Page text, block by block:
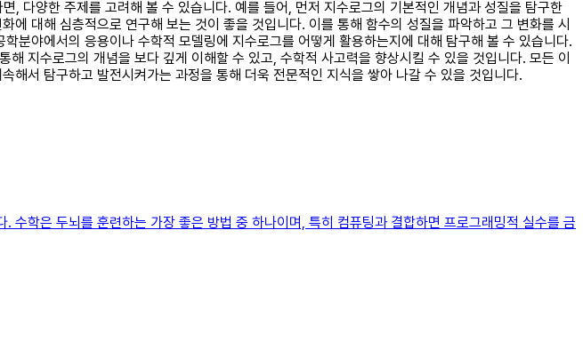
, 다양한 주제를 고려해 볼 수 있습니다. 예를 들어, 먼저 지수로그의 기본적인 개념과 성질을 탐구한
대해 심층적으로 연구해 보는 것이 좋을 것입니다. 이를 통해 함수의 성질을 파악하고 그 변화를 시
분야에서의 응용이나 수학적 모델링에 지수로그를 어떻게 활용하는지에 대해 탐구해 볼 수 있습니다.
지수로그의 개념을 보다 깊게 이해할 수 있고, 수학적 사고력을 향상시킬 수 있을 것입니다. 모든 이
서 탐구하고 발전시켜가는 과정을 통해 더욱 전문적인 지식을 쌓아 나갈 수 있을 것입니다.
학은 두뇌를 훈련하는 가장 좋은 방법 중 하나이며, 특히 컴퓨팅과 결합하면 프로그래밍적 실수를 금